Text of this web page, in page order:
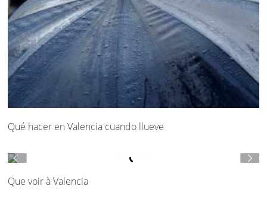
Qué hacer en Valencia cuando llueve